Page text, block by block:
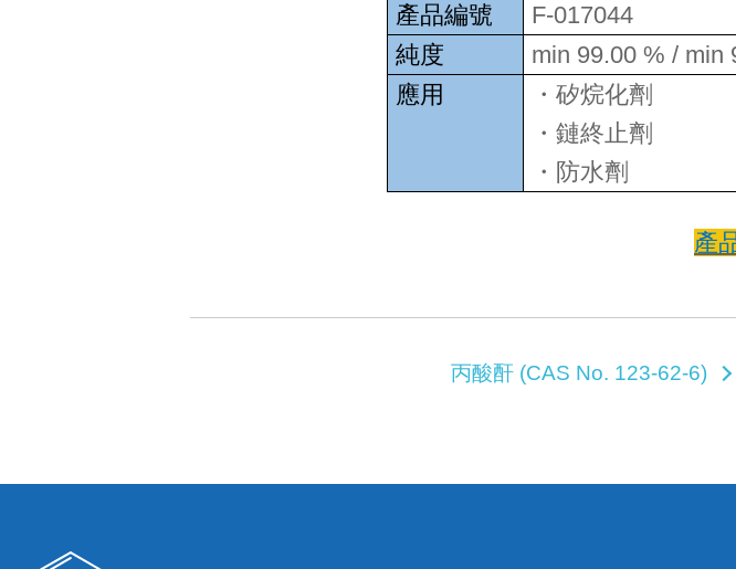
產品編號
F-017044
純度
min 99.00 % / min
應用
・矽烷化劑
・鏈終止劑
・防水劑
產
丙酸酐 (CAS No. 123-62-6)